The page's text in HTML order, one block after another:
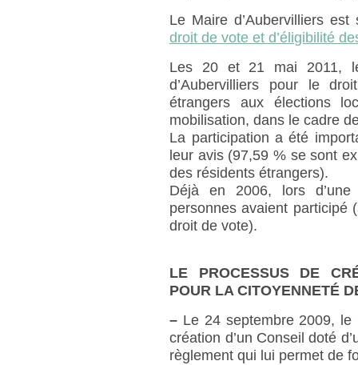
Le Maire d’Aubervilliers
droit de vote et d’éligibilité
Les 20 et 21 mai 2011,
d’Aubervilliers pour le
étrangers aux élections
mobilisation, dans le cadre
La participation a été
leur avis (97,59 % se sont
des résidents étrangers).
Déjà en 2006, lors d’une
personnes avaient participé
droit de vote).
LE PROCESSUS DE
POUR LA CITOYENNETÉ
– Le 24 septembre 2009, le
création d’un Conseil doté
règlement qui lui permet de